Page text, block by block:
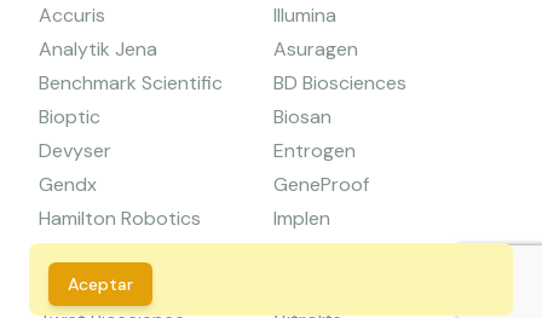
Accuris
Illumina
Analytik Jena
Asuragen
Benchmark Scientific
BD Biosciences
Bioptic
Biosan
Devyser
Entrogen
Gendx
GeneProof
Hamilton Robotics
Implen
Primer Design
Seegene
Tanbead
Aceptar